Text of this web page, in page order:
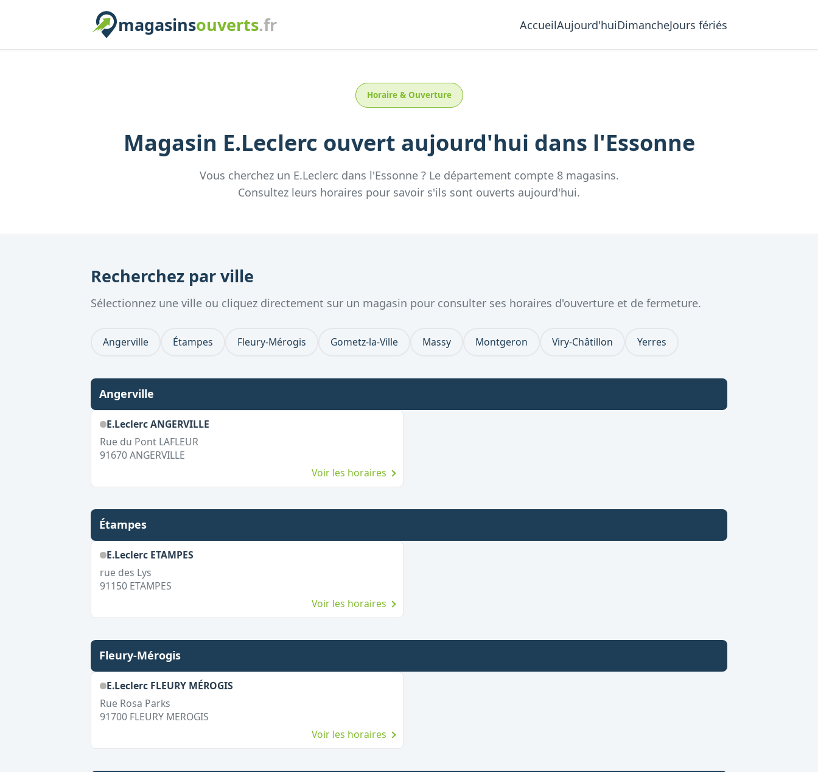
magasinsouverts.fr AccueilAujourd'huiDimancheJours fériés
Horaire & Ouverture
Magasin E.Leclerc ouvert aujourd'hui dans l'Essonne
Vous cherchez un E.Leclerc dans l'Essonne? Le département compte 8magasins.
Consultez leurs horaires pour savoir s'ils sont ouverts aujourd'hui.
Recherchez par ville
Sélectionnez une ville ou cliquez directement sur un magasin pour consulter ses horaires d'ouverture et de fermeture.
Angerville Étampes Fleury-Mérogis Gometz-la-Ville Massy Montgeron Viry-Châtillon Yerres
Angerville
E.Leclerc ANGERVILLE
Rue du Pont LAFLEUR
91670 ANGERVILLE
Voir les horaires
Étampes
E.Leclerc ETAMPES
rue des Lys
91150 ETAMPES
Voir les horaires
Fleury-Mérogis
E.Leclerc FLEURY MÉROGIS
Rue Rosa Parks
91700 FLEURY MEROGIS
Voir les horaires